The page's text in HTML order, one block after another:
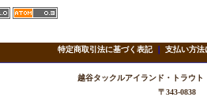
特定商取引法に基づく表記｜ 支払い方法
越谷タックルアイランド・トラ
〒343-0838